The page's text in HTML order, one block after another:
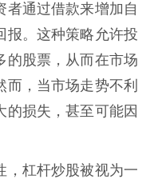
者通过借款来增加自
报。这种策略允许投
的股票，从而在市场
，当市场走势不利
的损失，甚至可能因
，杠杆炒股被视为一